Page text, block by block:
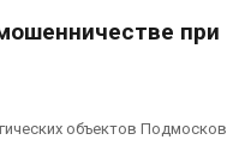
при
объектов